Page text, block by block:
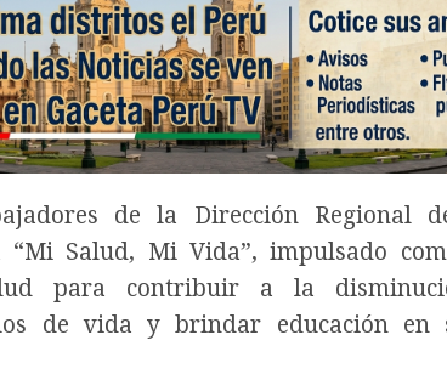
de la Dirección Regional
Salud, Mi Vida”, impulsado
para contribuir a la
de vida y brindar educación